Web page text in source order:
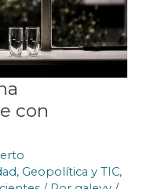
con
, Geopolítica y TIC,